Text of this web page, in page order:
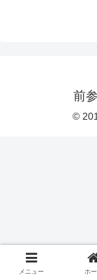
前
©
メニュー ホ